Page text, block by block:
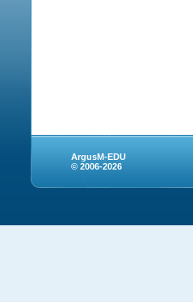
ArgusM-EDU
© 2006-2026